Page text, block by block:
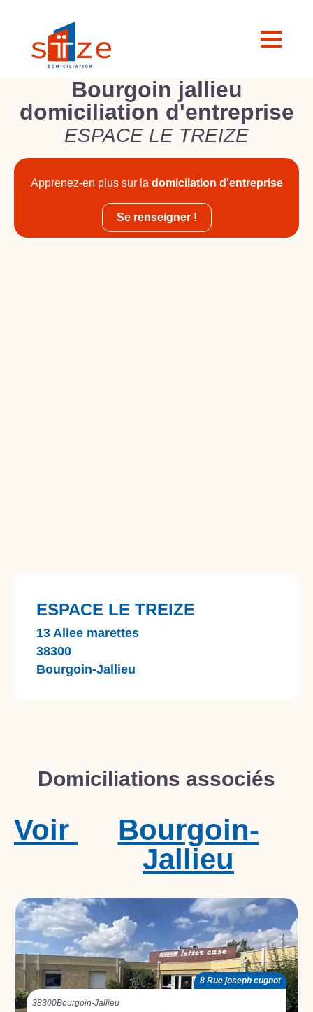
Bourgoin jallieu
domiciliation d'entreprise
ESPACE LE TREIZE
Apprenez-en plus sur la domicilation d'entreprise
Se renseigner !
ESPACE LE TREIZE
13 Allee marettes
38300
Bourgoin-Jallieu
Domiciliations associés
Bourgoin-
Jallieu
Voir
8 Rue joseph cugnot
38300Bourgoin-Jallieu